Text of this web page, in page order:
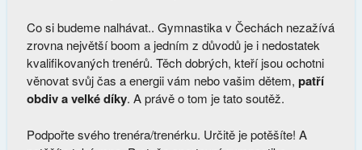
Co si budeme nalhávat.. Gymnastika v Čechách nezažívá
zrovna největší boom a jedním z důvodů je i nedostatek
kvalifikovaných trenérů. Těch dobrých, kteří jsou ochotni
věnovat svůj čas a energii vám nebo vašim dětem, patří
obdiv a velké díky. A právě o tom je tato soutěž.
Podpořte svého trenéra/trenérku. Určitě je potěšíte! A